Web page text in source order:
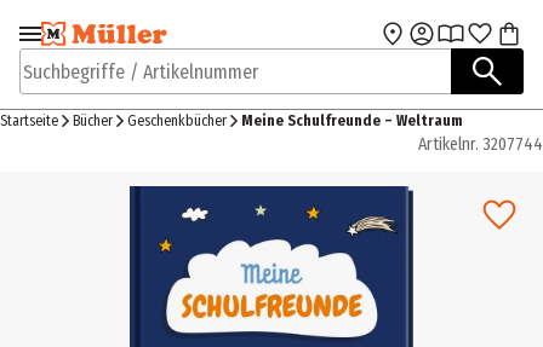
Zur Navigation
springen
Zum Hauptinhalt
Suchbegriffe / Artikelnummer
Startseite Bücher Geschenkbücher Meine Schulfreunde – Weltraum
Artikelnr. 3207744